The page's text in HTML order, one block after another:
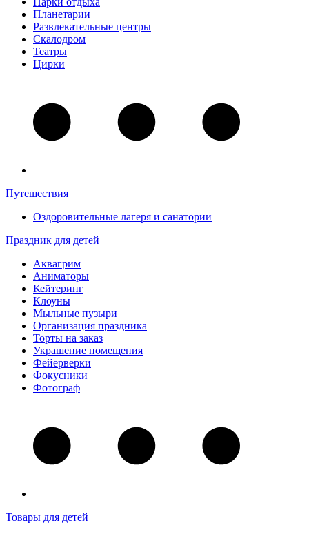
Планетарии
Развлекательные центры
Скалодром
Театры
Цирки
Путешествия
Оздоровительные лагеря и санатории
Праздник для детей
Аквагрим
Аниматоры
Кейтеринг
Клоуны
Мыльные пузыри
Организация праздника
Торты на заказ
Украшение помещения
Фейерверки
Фокусники
Фотограф
Товары для детей